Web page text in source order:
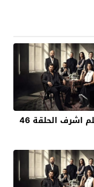
مسلسل حلم اشرف الحلقة 46